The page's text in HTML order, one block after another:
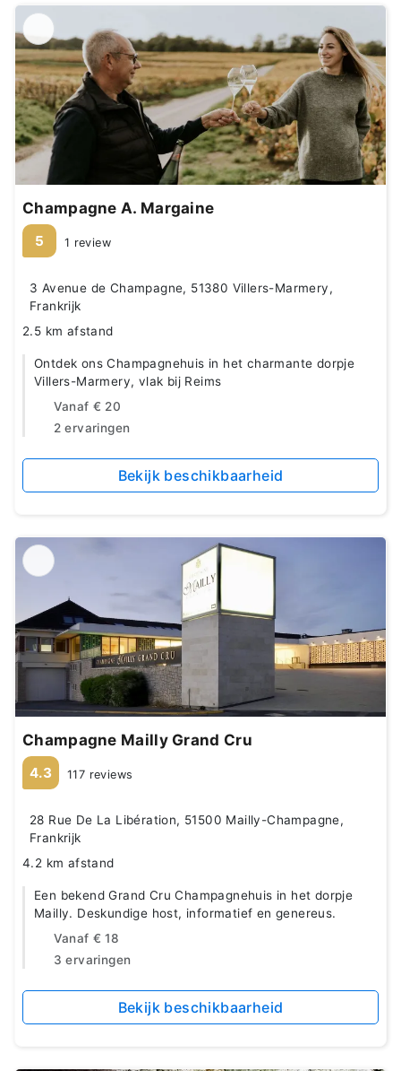
Champagne A. Margaine
5 1 review
3 Avenue de Champagne, 51380 Villers-Marmery,
Frankrijk
2.5 km afstand
Ontdek ons Champagnehuis in het charmante dorpje
Villers-Marmery, vlak bij Reims
Vanaf € 20
2 ervaringen
Bekijk beschikbaarheid
Champagne Mailly Grand Cru
4.3 117 reviews
28 Rue De La Libération, 51500 Mailly-Champagne,
Frankrijk
4.2 km afstand
Een bekend Grand Cru Champagnehuis in het dorpje
Mailly. Deskundige host, informatief en genereus.
Vanaf € 18
3 ervaringen
Bekijk beschikbaarheid